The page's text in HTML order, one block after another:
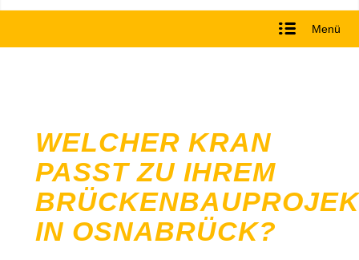
Menü
WELCHER KRAN
PASST ZU IHREM
IN OSNABRÜCK?